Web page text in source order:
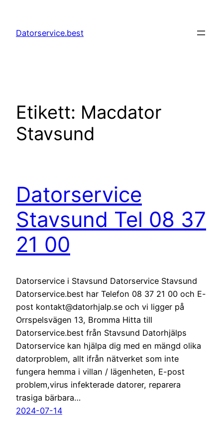
innehåll
Datorservice.best
Etikett: Macdator
Stavsund
Datorservice
Stavsund Tel 08 37
21 00
Datorservice i Stavsund Datorservice Stavsund
Datorservice.best har Telefon 08 37 21 00 och E-
post kontakt@datorhjalp.se och vi ligger på
Orrspelsvägen 13, Bromma Hitta till
Datorservice.best från Stavsund Datorhjälps
Datorservice kan hjälpa dig med en mängd olika
datorproblem, allt ifrån nätverket som inte
fungera hemma i villan / lägenheten, E-post
problem,virus infekterade datorer, reparera
trasiga bärbara…
2024-07-14